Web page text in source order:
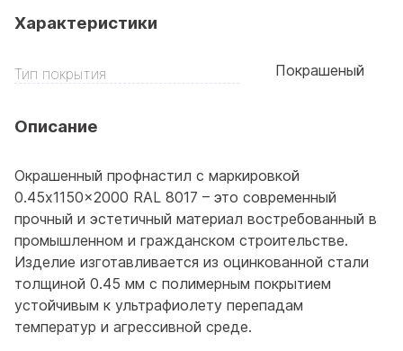
Характеристики
Тип покрытия Покрашеный
Описание
Окрашенный профнастил с маркировкой
0.45x1150x2000 RAL 8017 – это современный
прочный и эстетичный материал востребованный в
промышленном и гражданском строительстве.
Изделие изготавливается из оцинкованной стали
толщиной 0.45 мм с полимерным покрытием
устойчивым к ультрафиолету перепадам
температур и агрессивной среде.